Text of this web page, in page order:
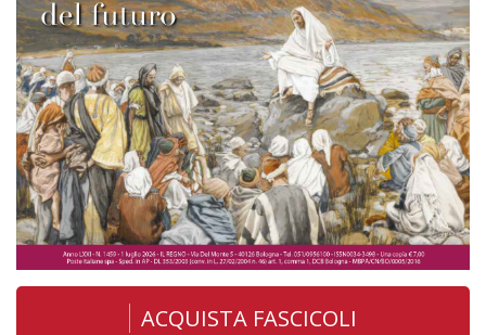
ACQUISTA FASCICOLI